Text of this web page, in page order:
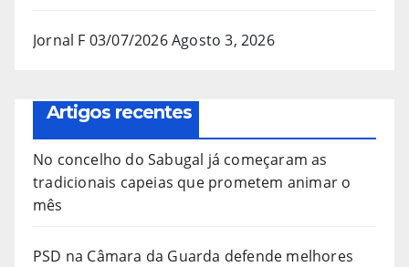
Jornal F 03/07/2026Agosto 3, 2026
Artigos recentes
No concelho do Sabugal já começaram as
tradicionais capeias que prometem animar o
mês
PSD na Câmara da Guarda defende melhores